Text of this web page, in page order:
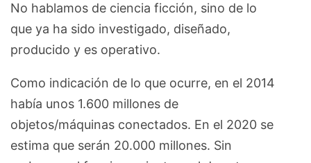
No hablamos de ciencia ficción, sino de lo
que ya ha sido investigado, diseñado,
producido y es operativo.
Como indicación de lo que ocurre, en el 2014
había unos 1.600 millones de
objetos/máquinas conectados. En el 2020 se
estima que serán 20.000 millones. Sin